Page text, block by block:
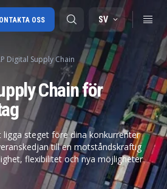
SV
OSS
Digital Supply Chain
Chain för
ligga steget före dina konkurrenter
till en motståndskraftig
flexibilitet och nya möjligheter